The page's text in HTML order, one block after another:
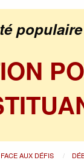
AUX DÉFIS